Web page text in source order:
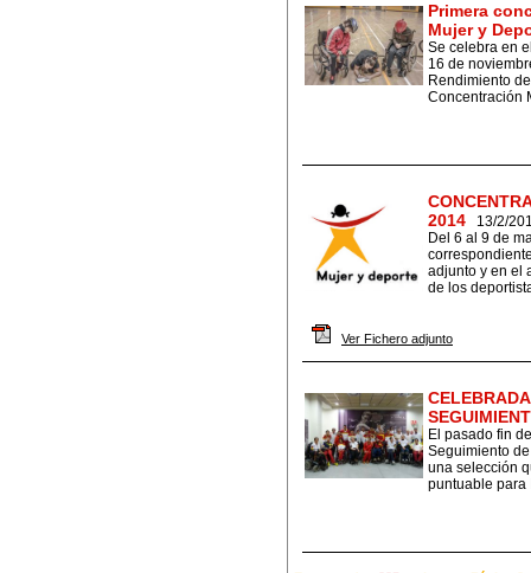
Primera
Mujer y
Se celebra en
16 de
Rendimiento
Concentración
2014
13/2/
Del 6 al 9 de
adjunto y en el
de los
Ver Fichero adjunto
El pasado fin
Seguimiento
una selección
puntuable para